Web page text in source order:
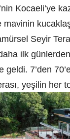
Kocaeli’ye
Seyir
ilk
geldi. 7’den
yeşilin her